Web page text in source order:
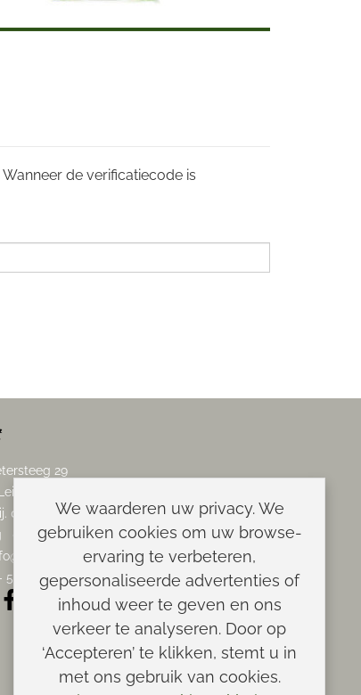
de verificatiecode is
29
08.00 - 17.00 uur
08.00 - 13.00 uur
5128188
We waarderen uw privacy. We
gebruiken cookies om uw browse-
ervaring te verbeteren,
gepersonaliseerde advertenties of
inhoud weer te geven en ons
verkeer te analyseren. Door op
‘Accepteren’ te klikken, stemt u in
met ons gebruik van cookies.